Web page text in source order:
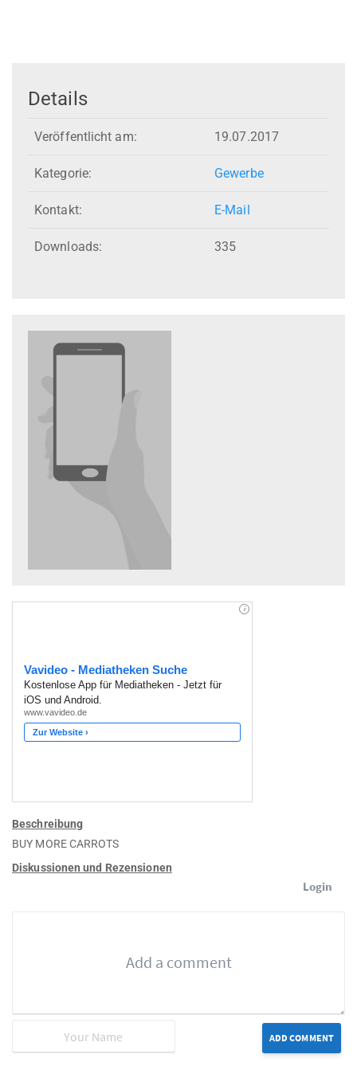
Details
Veröffentlicht am: 19.07.2017
Kategorie: Gewerbe
Kontakt: E-Mail
Downloads: 335
Beschreibung
BUY MORE CARROTS
Diskussionen und Rezensionen
Login
ADD COMMENT